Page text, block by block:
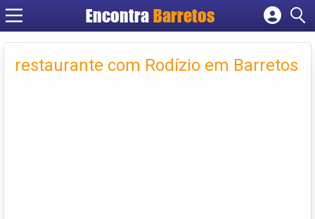
Encontra Barretos
Cadastrar empresa
Criar conta
restaurante com Rodízio em Barretos